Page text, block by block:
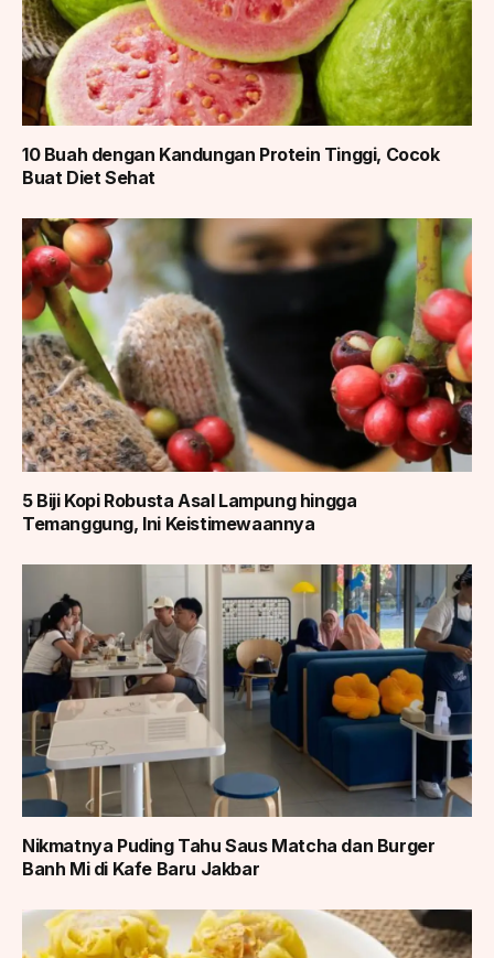
10 Buah dengan Kandungan Protein Tinggi, Cocok
Buat Diet Sehat
5 Biji Kopi Robusta Asal Lampung hingga
Temanggung, Ini Keistimewaannya
Nikmatnya Puding Tahu Saus Matcha dan Burger
Banh Mi di Kafe Baru Jakbar